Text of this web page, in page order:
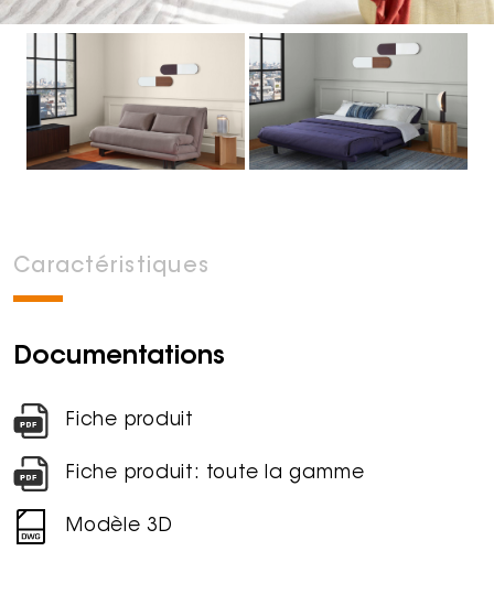
Caractéristiques
Documentations
Fiche produit
Fiche produit: toute la gamme
Modèle 3D